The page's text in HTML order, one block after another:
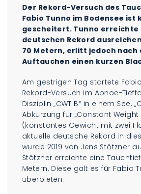
Der Rekord-Versuch des
Fabio Tunno im Bodensee ist
gescheitert. Tunno erreichte
deutschen Rekord
70 Metern, erlitt jedoch nach
Auftauchen einen kurzen
Am gestrigen Tag startete
Rekord-Versuch im Apnoe-
Disziplin „CWT B“ in einem See.
Abkürzung für „Constant Weight
(konstantes Gewicht mit zwei
aktuelle deutsche Rekord in
wurde 2019 von Jens Stötzner
Stötzner erreichte eine
Metern. Diese galt es für Fabio
überbieten.